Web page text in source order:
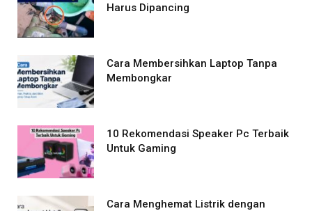
Harus Dipancing
Cara Membersihkan Laptop Tanpa
Membongkar
10 Rekomendasi Speaker Pc Terbaik
Untuk Gaming
Cara Menghemat Listrik dengan